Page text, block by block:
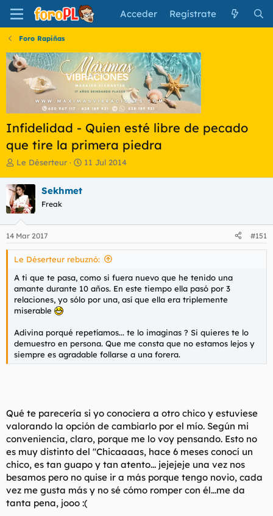
Acceder Regístrate
Foro Rapiñas
Infidelidad - Quien esté libre de pecado
que tire la primera piedra
I
i
c
i
a
d
o
r
d
l
t
e
m
Le Déserteur
F
e
n
i
i
o
11 Jul 2014
Sekhmet
Freak
14 Mar 2017 #151
Le Déserteur rebuznó:
A ti que te pasa, como si fuera nuevo que he tenido una
amante durante 10 años. En este tiempo ella pasó por 3
relaciones, yo sólo por una, así que ella era triplemente
miserable
Adivina porqué repetíamos... te lo imaginas ? Si quieres te lo
demuestro en persona. Que me consta que no estamos lejos y
siempre es agradable follarse a una forera.
Qué te parecería si yo conociera a otro chico y estuviese
valorando la opción de cambiarlo por el mío. Según mi
conveniencia, claro, porque me lo voy pensando. Esto no
es muy distinto del ''Chicaaaas, hace 6 meses conocí un
chico, es tan guapo y tan atento... jejejeje una vez nos
besamos pero no quise ir a más porque tengo novio, cada
vez me gusta más y no sé cómo romper con él...me da
tanta pena, jooo :(